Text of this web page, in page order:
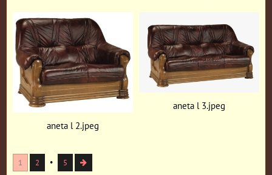
aneta l 2.jpeg
aneta l 3.jpeg
1 2 5